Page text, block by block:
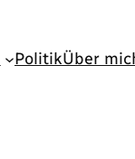
PolitikÜber